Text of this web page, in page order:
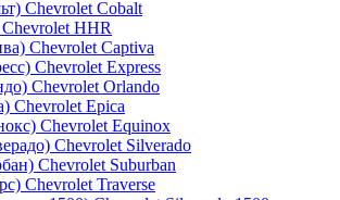
Chevrolet Cobalt
Chevrolet HHR
Chevrolet Captiva
Chevrolet Express
Chevrolet Orlando
Chevrolet Epica
Chevrolet Equinox
Chevrolet Silverado
Chevrolet Suburban
Chevrolet Traverse